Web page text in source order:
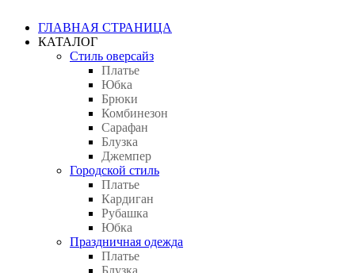
ГЛАВНАЯ СТРАНИЦА
КАТАЛОГ
Стиль оверсайз
Платье
Юбка
Брюки
Комбинезон
Сарафан
Блузка
Джемпер
Городской стиль
Платье
Кардиган
Рубашка
Юбка
Праздничная одежда
Платье
Блузка